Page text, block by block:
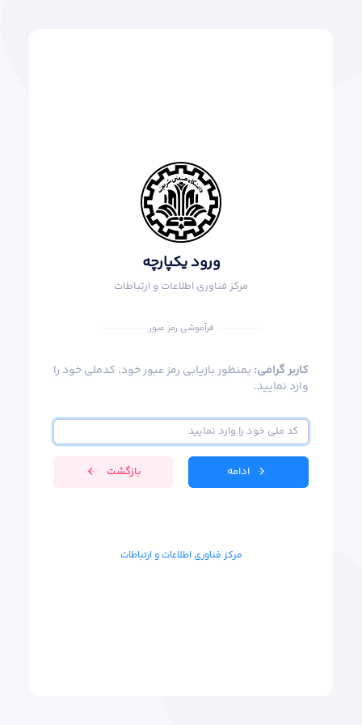
ورود یکپارچه
مرکز فناوری اطلاعات و ارتباطات
فرآموشی رمز عبور
کاربر گرامی: بمنظور بازیابی رمز عبور خود، کدملی خود را
وارد نمایید.
ادامه بازگشت
مرکز فناوری اطلاعات و ارتباطات